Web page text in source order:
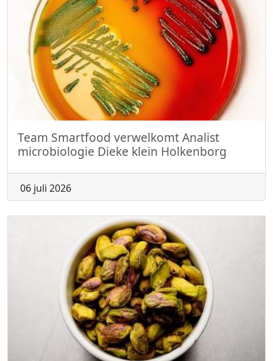
Team Smartfood verwelkomt Analist
microbiologie Dieke klein Holkenborg
06 juli 2026